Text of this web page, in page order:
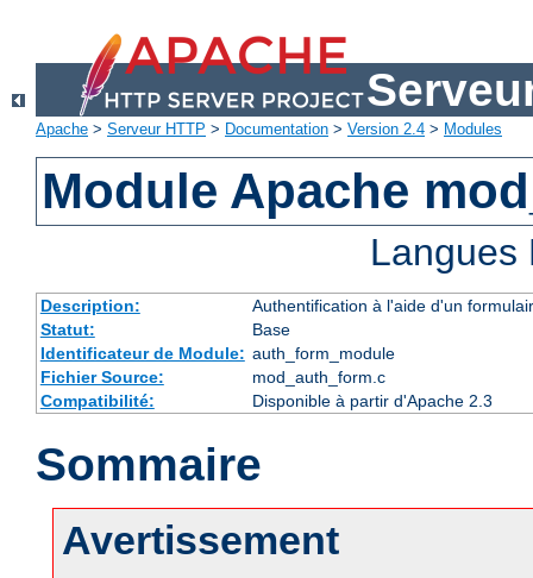
Apache > Serveur HTTP > Documentation > Version 2.4 > Modules
Module Apache
Description:
Authentification à l'aide d'un
Statut:
Base
Identificateur de Module: auth_form_module
Fichier Source:
mod_auth_form.c
Compatibilité:
Disponible à partir d'Apache 2.3
Sommaire
Avertissement